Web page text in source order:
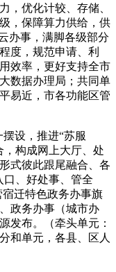
，优化计较、存储、
，保障算力供给，供
办事，满脚各级部分
度，规范申请、利
效率，更好支持全市
数据办理局；共同单
易近，市各功能区管
设，推进“苏服
，构成网上大厅、处
式彼此跟尾融合、各
口、好处事、管全
迁特色政务办事旗
政务办事（城市办
发布。（牵头单元：
和单元，各县、区人